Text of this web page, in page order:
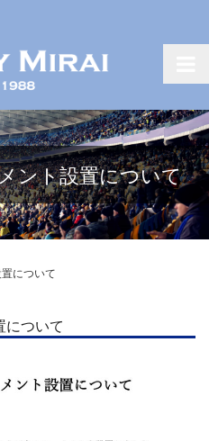
ント設置について
について
について